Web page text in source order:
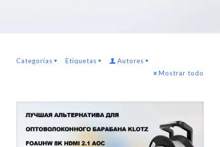
Categorías Etiquetas
Autores
Mostrar todo